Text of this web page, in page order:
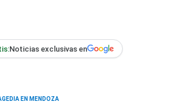
Noticias exclusivas en
EN MENDOZA